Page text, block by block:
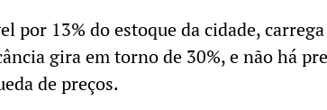
por 13% do estoque da cidade,
gira em torno de 30%, e não há
de preços.